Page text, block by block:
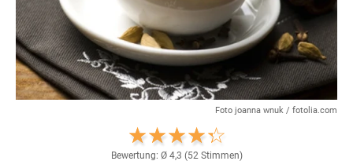
Foto joanna wnuk / fotolia.com
Bewertung: Ø 4,3 (52 Stimmen)